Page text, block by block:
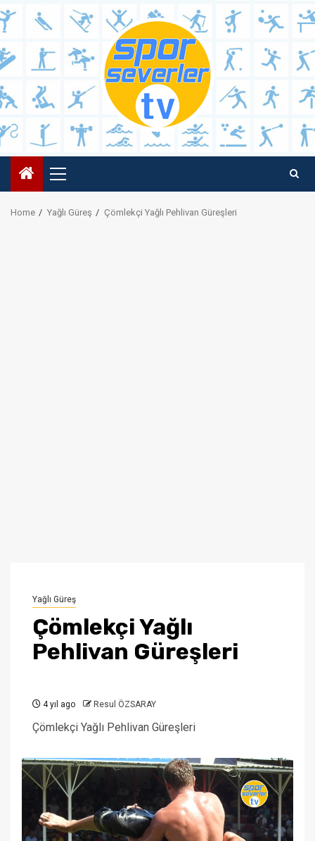
Skip
to
Primary
Menu
Home Yağlı Güreş Çömlekçi Yağlı Pehlivan Güreşleri
Yağlı Güreş
Çömlekçi Yağlı
Pehlivan Güreşleri
4 yıl ago Resul ÖZSARAY
Çömlekçi Yağlı Pehlivan Güreşleri